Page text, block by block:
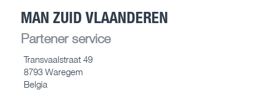
MAN ZUID VLAANDEREN
Partener service
Transvaalstraat 49
8793 Waregem
Belgia